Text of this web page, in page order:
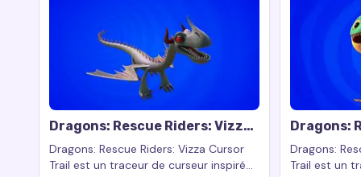
Dragons: Rescue Riders: Vizza
Cursor Trail
Dragons: Rescue Riders: Vizza Cursor
Trail est un traceur de curseur inspiré
Dragons:
Cursor
Dragons:
Trail est un